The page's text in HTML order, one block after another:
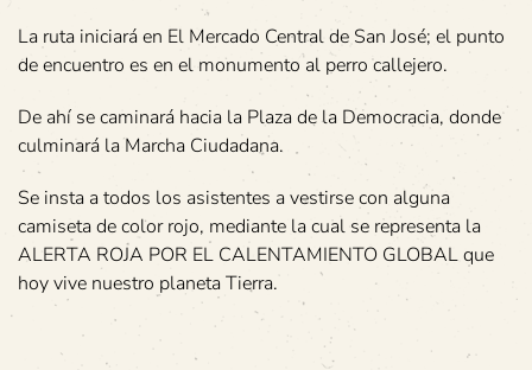
La ruta iniciará en El Mercado Central de San José; el punto
de encuentro es en el monumento al perro callejero.
De ahí se caminará hacia la Plaza de la Democracia, donde
culminará la Marcha Ciudadana.
Se insta a todos los asistentes a vestirse con alguna
camiseta de color rojo, mediante la cual se representa la
ALERTA ROJA POR EL CALENTAMIENTO GLOBAL que
hoy vive nuestro planeta Tierra.